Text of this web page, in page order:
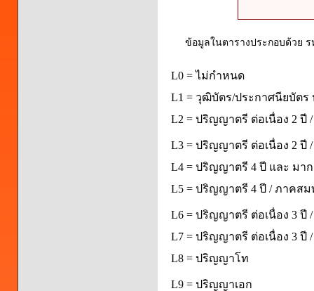
ข้อมูลในตารางประกอบด้วย
L0 = ไม่กำหนด
L1 = วุฒิบัตร/ประกาศนียบัตร
L2 = ปริญญาตรี ต่อเนื่อง 2 ปี
L3 = ปริญญาตรี ต่อเนื่อง 2 ปี
L4 = ปริญญาตรี 4 ปี และ มา
L5 = ปริญญาตรี 4 ปี / ภาคส
L6 = ปริญญาตรี ต่อเนื่อง 3 ปี
L7 = ปริญญาตรี ต่อเนื่อง 3 ปี
L8 = ปริญญาโท
L9 = ปริญญาเอก